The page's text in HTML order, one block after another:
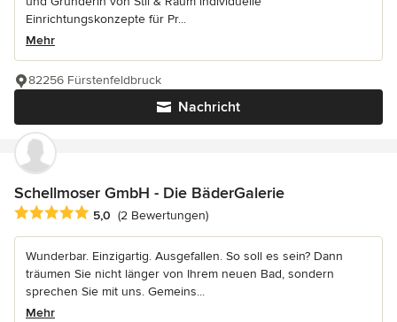
Einrichtungskonzepte für Pr...
Mehr
Nachricht
82256 Fürstenfeldbruck
Schellmoser GmbH - Die BäderGalerie
Durchschnittliche Bewertung: 5 von 5 Sternen
5,0 (2 Bewertungen)
Wunderbar. Einzigartig. Ausgefallen. So soll es sein? Dann
träumen Sie nicht länger von Ihrem neuen Bad, sondern
sprechen Sie mit uns. Gemeins...
Mehr